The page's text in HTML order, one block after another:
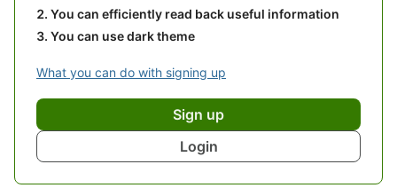
You can efficiently read back useful information
You can use dark theme
What you can do with signing up
Sign up
Login